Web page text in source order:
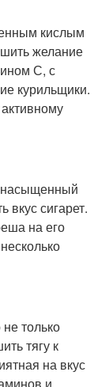
кислым
желание
С, с
курильщики.
насыщенный
вкус сигарет.
на его
только
тягу к
на вкус